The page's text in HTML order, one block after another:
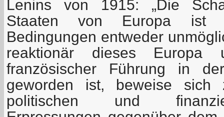
Lenins von 1915: „Die
Staaten von Europa ist
Bedingungen entweder
reaktionär dieses Europa
französischer Führung in
geworden ist, beweise
politischen und